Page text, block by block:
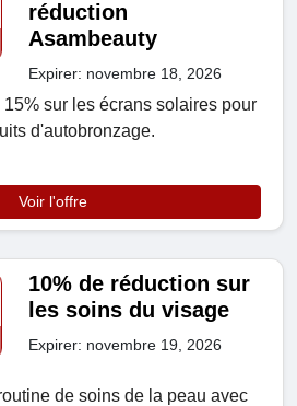
réduction
Asambeauty
Expirer: novembre 18, 2026
sur les écrans solaires pour
d'autobronzage.
Voir l'offre
10% de réduction sur
les soins du visage
Expirer: novembre 19, 2026
de soins de la peau avec